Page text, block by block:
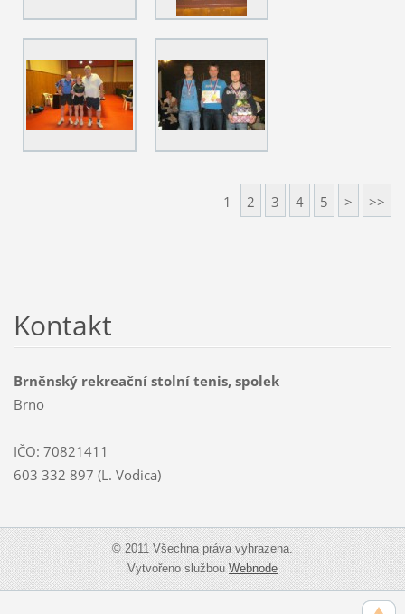
1 2 3 4 5 > >>
Kontakt
Brněnský rekreační stolní tenis, spolek
Brno
IČO: 70821411
603 332 897 (L. Vodica)
© 2011 Všechna práva vyhrazena.
Vytvořeno službouWebnode